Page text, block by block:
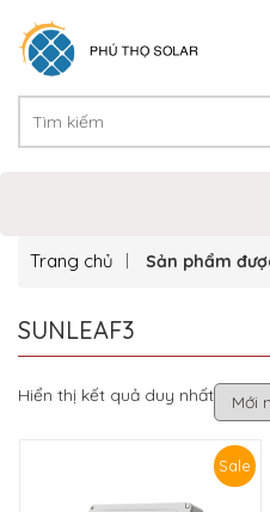
Trang chủ Sản phẩm
SUNLEAF3
Hiển thị kết quả duy nhất
Sale